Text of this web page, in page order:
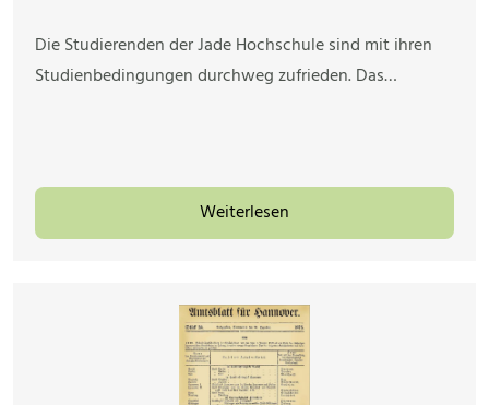
Die Studierenden der Jade Hochschule sind mit ihren
Studienbedingungen durchweg zufrieden. Das…
Weiterlesen